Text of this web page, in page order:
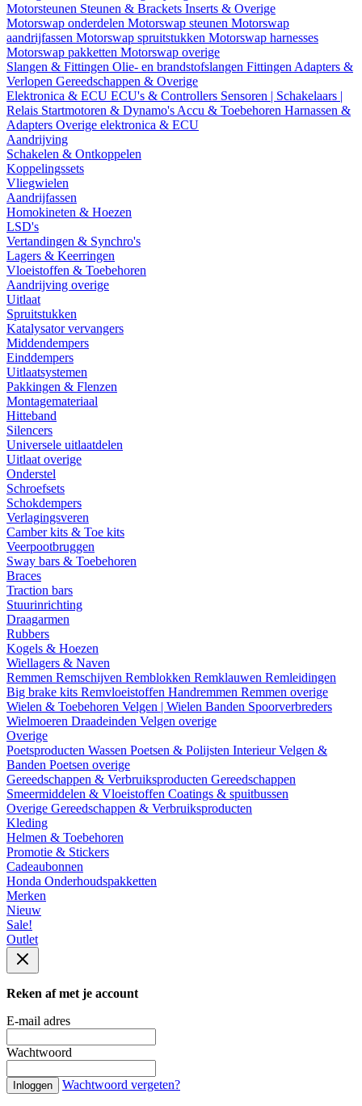
Motorsteunen Steunen & Brackets Inserts & Overige
Motorswap onderdelen Motorswap steunen Motorswap
aandrijfassen Motorswap spruitstukken Motorswap harnesses
Motorswap pakketten Motorswap overige
Slangen & Fittingen Olie- en brandstofslangen Fittingen Adapters &
Verlopen Gereedschappen & Overige
Elektronica & ECU ECU's & Controllers Sensoren | Schakelaars |
Relais Startmotoren & Dynamo's Accu & Toebehoren Harnassen &
Adapters Overige elektronica & ECU
Aandrijving
Schakelen & Ontkoppelen
Koppelingssets
Vliegwielen
Aandrijfassen
Homokineten & Hoezen
LSD's
Vertandingen & Synchro's
Lagers & Keerringen
Vloeistoffen & Toebehoren
Aandrijving overige
Uitlaat
Spruitstukken
Katalysator vervangers
Middendempers
Einddempers
Uitlaatsystemen
Pakkingen & Flenzen
Montagemateriaal
Hitteband
Silencers
Universele uitlaatdelen
Uitlaat overige
Onderstel
Schroefsets
Schokdempers
Verlagingsveren
Camber kits & Toe kits
Veerpootbruggen
Sway bars & Toebehoren
Braces
Traction bars
Stuurinrichting
Draagarmen
Rubbers
Kogels & Hoezen
Wiellagers & Naven
Remmen Remschijven Remblokken Remklauwen Remleidingen
Big brake kits Remvloeistoffen Handremmen Remmen overige
Wielen & Toebehoren Velgen | Wielen Banden Spoorverbreders
Wielmoeren Draadeinden Velgen overige
Overige
Poetsproducten Wassen Poetsen & Polijsten InterieurVelgen &
Banden Poetsen overige
Gereedschappen & Verbruiksproducten Gereedschappen
Smeermiddelen & Vloeistoffen Coatings & spuitbussen
Overige Gereedschappen & Verbruiksproducten
Kleding
Helmen & Toebehoren
Promotie & Stickers
Cadeaubonnen
Honda Onderhoudspakketten
Merken
Nieuw
Sale!
Outlet
Reken af met je account
E-mail adres
Wachtwoord
Inloggen Wachtwoord vergeten?